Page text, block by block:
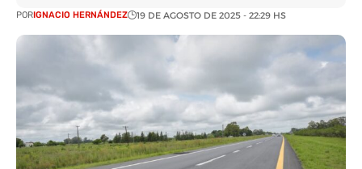
PORIGNACIO HERNÁNDEZ 19 DE AGOSTO DE 2025 - 22:29 HS